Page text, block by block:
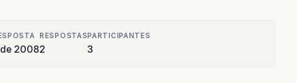
2008
RESPOSTAS
2
PARTICIPANTES
3